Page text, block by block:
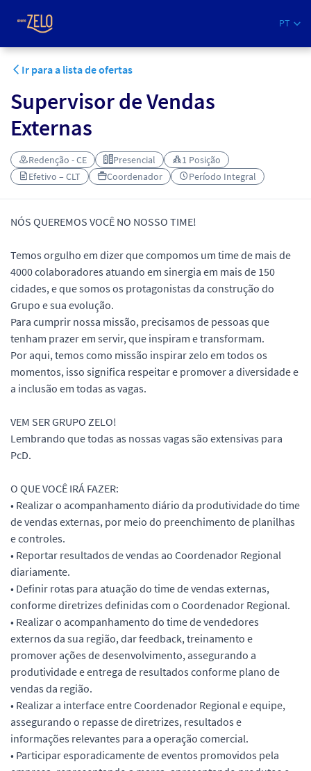
PT
Ir para a lista de ofertas
Supervisor de Vendas
Externas
Redenção - CE Presencial
1 Posição
Efetivo – CLT
Coordenador Período Integral
NÓS QUEREMOS VOCÊ NO NOSSO TIME!
Temos orgulho em dizer que compomos um time de mais de
4000 colaboradores atuando em sinergia em mais de 150
cidades, e que somos os protagonistas da construção do
Grupo e sua evolução.
Para cumprir nossa missão, precisamos de pessoas que
tenham prazer em servir, que inspiram e transformam.
Por aqui, temos como missão inspirar zelo em todos os
momentos, isso significa respeitar e promover a diversidade e
a inclusão em todas as vagas.
VEM SER GRUPO ZELO!
Lembrando que todas as nossas vagas são extensivas para
PcD.
O QUE VOCÊ IRÁ FAZER:
• Realizar o acompanhamento diário da produtividade do time
de vendas externas, por meio do preenchimento de planilhas
e controles.
• Reportar resultados de vendas ao Coordenador Regional
diariamente.
• Definir rotas para atuação do time de vendas externas,
conforme diretrizes definidas com o Coordenador Regional.
• Realizar o acompanhamento do time de vendedores
externos da sua região, dar feedback, treinamento e
promover ações de desenvolvimento, assegurando a
produtividade e entrega de resultados conforme plano de
vendas da região.
• Realizar a interface entre Coordenador Regional e equipe,
assegurando o repasse de diretrizes, resultados e
informações relevantes para a operação comercial.
• Participar esporadicamente de eventos promovidos pela